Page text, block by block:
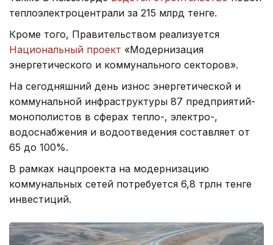
теплоэлектроцентрали за 215 млрд тенге.
Кроме того, Правительством реализуется
Национальный проект «Модернизация
энергетического и коммунального секторов».
На сегодняшний день износ энергетической и
коммунальной инфраструктуры 87 предприятий-
монополистов в сферах тепло-, электро-,
водоснабжения и водоотведения составляет от
65 до 100%.
В рамках нацпроекта на модернизацию
коммунальных сетей потребуется 6,8 трлн тенге
инвестиций.